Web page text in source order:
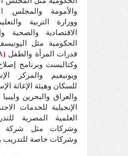
والأمومة والمجلس
ووزارة التربية
الاقتصادية والصحية
الحكومية مثل
قدرات المرأة والطفل(
وكتاليست وبرنامج
ويونيفيم والمركز
للسكان وهيئة الإغاثة
والعراق والبحرين وليبيا
الإنجيلية للخدمات
العلمية المصرية
وشركات مثل شركة
وشركات خاصة للتدريب